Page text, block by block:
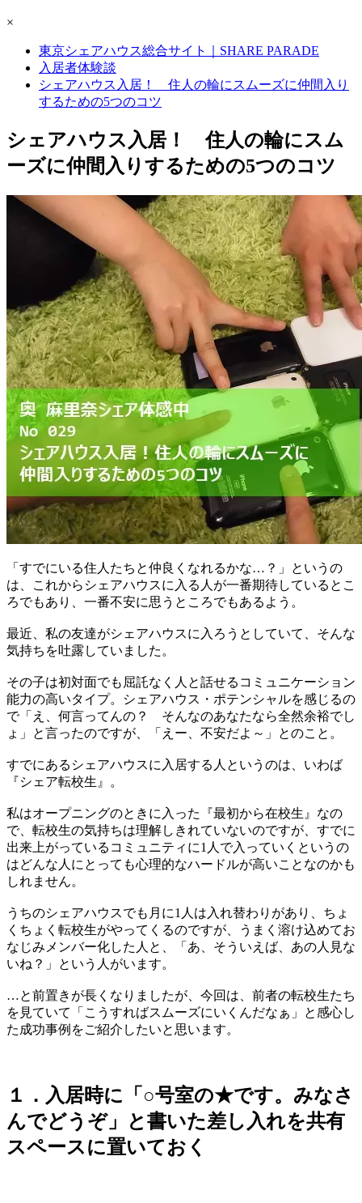
×
東京シェアハウス総合サイト｜SHARE PARADE
入居者体験談
シェアハウス入居！ 住人の輪にスムーズに仲間入り
するための5つのコツ
シェアハウス入居！ 住人の輪にスム
ーズに仲間入りするための5つのコツ
「すでにいる住人たちと仲良くなれるかな…？」というの
は、これからシェアハウスに入る人が一番期待しているとこ
ろでもあり、一番不安に思うところでもあるよう。
最近、私の友達がシェアハウスに入ろうとしていて、そんな
気持ちを吐露していました。
その子は初対面でも屈託なく人と話せるコミュニケーション
能力の高いタイプ。シェアハウス・ポテンシャルを感じるの
で「え、何言ってんの？ そんなのあなたなら全然余裕でし
ょ」と言ったのですが、「えー、不安だよ～」とのこと。
すでにあるシェアハウスに入居する人というのは、いわば
『シェア転校生』。
私はオープニングのときに入った『最初から在校生』なの
で、転校生の気持ちは理解しきれていないのですが、すでに
出来上がっているコミュニティに1人で入っていくというの
はどんな人にとっても心理的なハードルが高いことなのかも
しれません。
うちのシェアハウスでも月に1人は入れ替わりがあり、ちょ
くちょく転校生がやってくるのですが、うまく溶け込めてお
なじみメンバー化した人と、「あ、そういえば、あの人見な
いね？」という人がいます。
…と前置きが長くなりましたが、今回は、前者の転校生たち
を見ていて「こうすればスムーズにいくんだなぁ」と感心し
た成功事例をご紹介したいと思います。
１．入居時に「○号室の★です。みなさ
んでどうぞ」と書いた差し入れを共有
スペースに置いておく